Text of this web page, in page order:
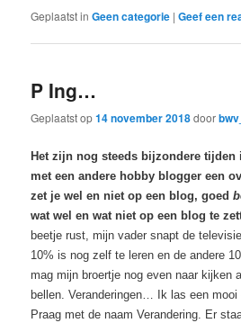
Geplaatst in Geen categorie |Geef een
P Ing…
Geplaatst op14 november 2018door
Het zijnnog steeds bijzondere tijden
met een andere hobby blogger een
zet je wel en niet op een blog, goed
wat wel enwatniet opeen blogte
beetje rust, mijn vader snapt de
10% is nog zelf te leren en de andere
mag mijn broertje nog even naar kijken
bellen. Veranderingen… Ik las een
Praag met de naam Verandering. Er